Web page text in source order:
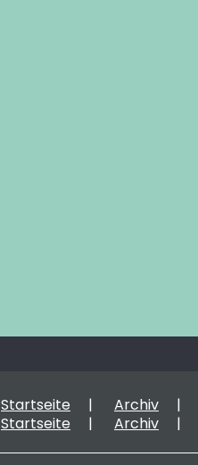
Startseite Archiv
Startseite
Archiv